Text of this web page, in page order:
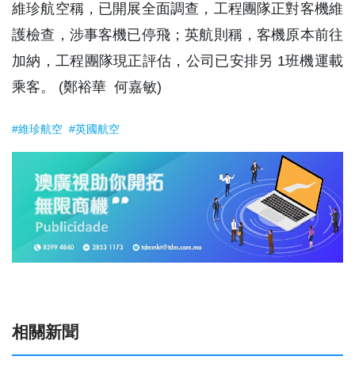
維珍航空稱，已開展全面調查，工程團隊正對客機維
護檢查，涉事客機已停飛；英航則稱，客機原本前往
加納，工程團隊現正評估，公司已安排另 1班機運載
乘客。 (鄭裕華 何嘉敏)
#維珍航空 #英國航空
相關新聞